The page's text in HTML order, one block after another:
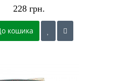
228 грн.
кошика